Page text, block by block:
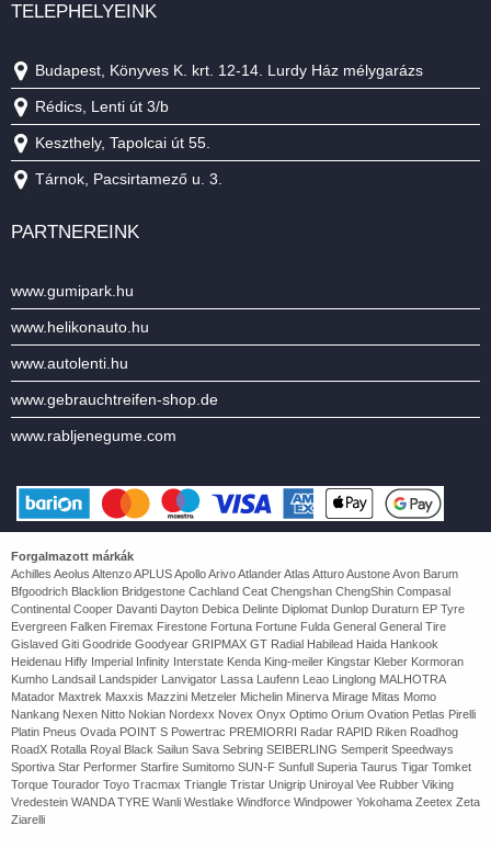
TELEPHELYEINK
Budapest, Könyves K. krt. 12-14. Lurdy Ház mélygarázs
Rédics, Lenti út 3/b
Keszthely, Tapolcai út 55.
Tárnok, Pacsirtamező u. 3.
PARTNEREINK
www.gumipark.hu
www.helikonauto.hu
www.autolenti.hu
www.gebrauchtreifen-shop.de
www.rabljenegume.com
Forgalmazott márkák
Achilles Aeolus Altenzo APLUS Apollo Arivo Atlander Atlas Atturo Austone Avon Barum
Bfgoodrich Blacklion Bridgestone Cachland Ceat Chengshan ChengShin Compasal
Continental Cooper Davanti Dayton Debica Delinte Diplomat Dunlop Duraturn EP Tyre
Evergreen Falken Firemax Firestone Fortuna Fortune Fulda General General Tire
Gislaved Giti Goodride Goodyear GRIPMAX GT Radial Habilead Haida Hankook
Heidenau Hifly Imperial Infinity Interstate Kenda King-meiler Kingstar Kleber Kormoran
Kumho Landsail Landspider Lanvigator Lassa Laufenn Leao Linglong MALHOTRA
Matador Maxtrek Maxxis Mazzini Metzeler Michelin Minerva Mirage Mitas Momo
Nankang Nexen Nitto Nokian Nordexx Novex Onyx Optimo Orium Ovation Petlas Pirelli
Platin Pneus Ovada POINT S Powertrac PREMIORRI Radar RAPID Riken Roadhog
RoadX Rotalla Royal Black Sailun Sava Sebring SEIBERLING Semperit Speedways
Sportiva Star Performer Starfire Sumitomo SUN-F Sunfull Superia Taurus Tigar Tomket
Torque Tourador Toyo Tracmax Triangle Tristar Unigrip Uniroyal Vee Rubber Viking
Vredestein WANDA TYRE Wanli Westlake Windforce Windpower Yokohama Zeetex Zeta
Ziarelli